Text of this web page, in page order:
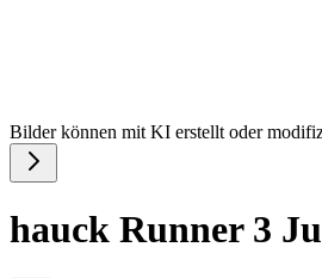
Bilder können mit KI erstellt oder
hauck Runner 3